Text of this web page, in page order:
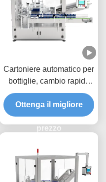
Cartoniere automatico per
bottiglie, cambio rapido
delle piastre di stampo,
movimento laterale
preciso per la cartonatura
ad alta velocità
Ottenga il migliore
prezzo